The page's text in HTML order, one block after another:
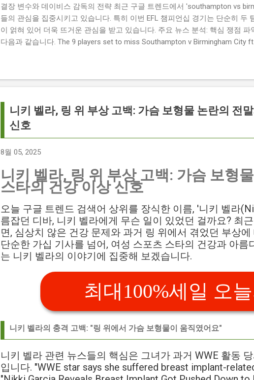
결장 변수와 데이비스 감독의 전략 최근 구글 트렌드에서 'southampton vs
들의 관심을 집중시키고 있습니다. 특히 이번 EFL 챔피언십 경기는 단순히 두
이 얽혀 있어 더욱 뜨거운 관심을 받고 있습니다. 주요 뉴스 분석: 핵심 쟁점
다음과 같습니다. The 9 players set to miss Southampton v Birmingham City
경기 당일 실시간 스코어 업데이트를 제공하는 뉴스로, 팬들의 높은 관심도를
boss says his side have to try to "be themselves" away from home : 버밍엄
팀 고유의 색깔을 유지하는 것이 중요하다고 강조했습니다. ...
니키 벨라, 링 위 부상 고백: 가슴 보형물 논란의 전
신호
8월 05, 2025
니키 벨라, 링 위 부상 고백: 가슴 보형
스타의 건강 이상 신호
오늘 구글 트렌드 검색어 상위를 장식한 이름, '니키 벨라
름잡던 디바, 니키 벨라에게 무슨 일이 있었던 걸까요? 최
면, 심상치 않은 건강 문제와 과거 링 위에서 겪었던 부상
단순한 가십 기사를 넘어, 여성 스포츠 스타의 건강과 아
는 니키 벨라의 이야기에 집중해 보겠습니다.
최대100%세일 오
니키 벨라의 충격 고백: "링 위에서 가슴 보형물이 움직였어요"
니키 벨라 관련 뉴스들의 핵심은 그녀가 과거 WWE 활동
입니다. "WWE star says she suffered breast implant-